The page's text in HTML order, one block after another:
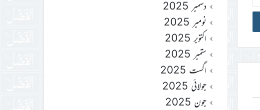
دسمبر 2025
نومبر 2025
اکتوبر 2025
ستمبر 2025
اگست 2025
جولائی 2025
جون 2025